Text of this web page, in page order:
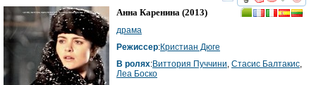
смотреть
Анна Каренина (2013)
драма
Режиссер:Кристиан Дюге
В ролях:Виттория Пуччини, Стасис Балтакис,
Леа Боско